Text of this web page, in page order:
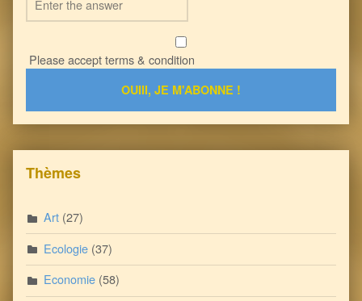
Please accept terms & condition
Thèmes
Art (27)
Ecologie (37)
Economie (58)